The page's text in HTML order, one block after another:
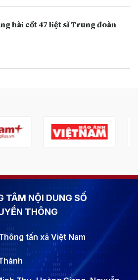
hài cốt 47 liệt sĩ Trung đoàn
TÂM NỘI DUNG SỐ
THÔNG
tấn xã Việt Nam